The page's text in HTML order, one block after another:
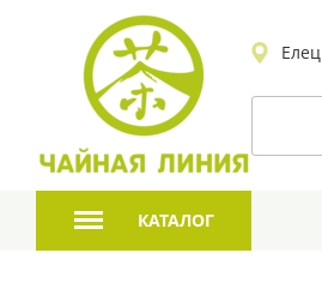
Елец
КАТАЛОГ